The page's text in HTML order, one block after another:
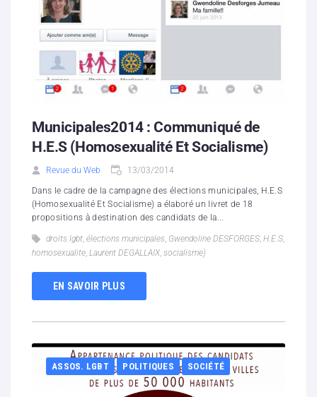
Municipales2014 : Communiqué de
H.E.S (Homosexualité Et Socialisme)
Revue du Web 13/03/2014
Dans le cadre de la campagne des élections municipales, H.E.S
(Homosexualité Et Socialisme) a élaboré un livret de 18
propositions à destination des candidats de la...
droits lgbt, élections municipales, Gwendoline DESFORGES, H.E.S,
homosexualite, Laurent DEGALLAIX, socialisme)
EN SAVOIR PLUS
ASSOS. LGBT POLITIQUES SOCIÉTÉ